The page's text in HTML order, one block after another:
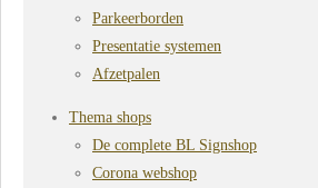
Parkeerborden
Presentatie systemen
Afzetpalen
Thema shops
De complete BL Signshop
Corona webshop